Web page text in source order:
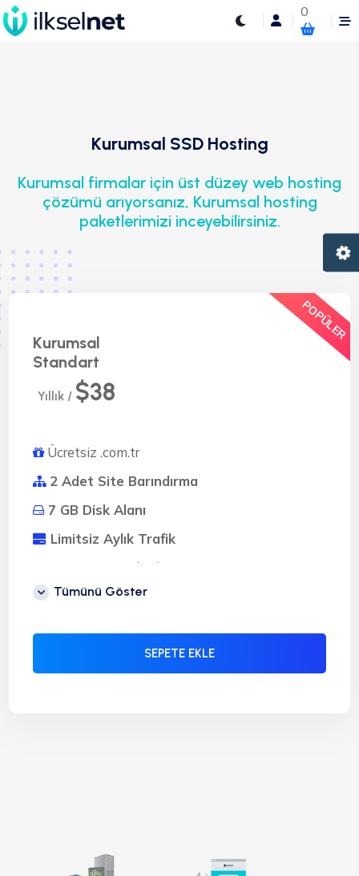
0
Kurumsal SSD Hosting
Kurumsal firmalar için üst düzey web hosting
çözümü arıyorsanız, Kurumsal hosting
paketlerimizi inceyebilirsiniz.
Kurumsal
Standart
POPÜLER
Yıllık / $38
Ücretsiz .com.tr
2 Adet Site Barındırma
7 GB Disk Alanı
Limitsiz Aylık Trafik
Limitsiz E-Mail Adresi
Limitsiz MySQL
Hazır Scriptler (Softaculous)
%99 Uptime Garantisi
Tümünü Göster
SEPETE EKLE